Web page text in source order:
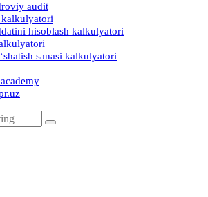
audit
kalkulyatori
hisoblash kalkulyatori
sanasi kalkulyatori